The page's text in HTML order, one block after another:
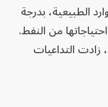
الطبيعية، بدرجة
من النفط.
زادت التداعيات